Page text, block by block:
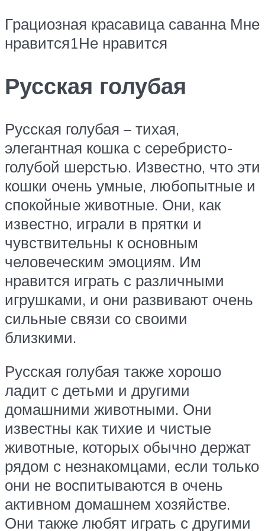
Грациозная красавица саванна Мне
нравится1Не нравится
Русская голубая
Русская голубая – тихая,
элегантная кошка с серебристо-
голубой шерстью. Известно, что эти
кошки очень умные, любопытные и
спокойные животные. Они, как
известно, играли в прятки и
чувствительны к основным
человеческим эмоциям. Им
нравится играть с различными
игрушками, и они развивают очень
сильные связи со своими
близкими.
Русская голубая также хорошо
ладит с детьми и другими
домашними животными. Они
известны как тихие и чистые
животные, которых обычно держат
рядом с незнакомцами, если только
они не воспитываются в очень
активном домашнем хозяйстве.
Они также любят играть с другими